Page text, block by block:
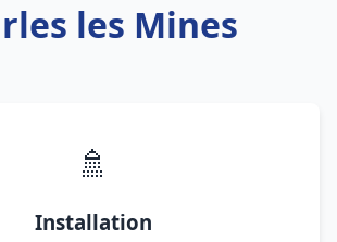
les Mines
🚿
Installation